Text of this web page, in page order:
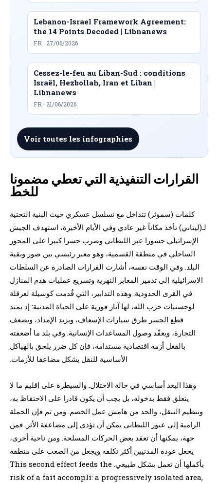
Lebanon-Israel Framework Agreement:
the 14 Points Decoded | Libnanews
FR · 27/06/2026
Cessez-le-feu au Liban-Sud : conditions
Israël, Hezbollah, Iran et Liban |
Libnanews
FR · 21/06/2026
Voir toutes les infographies
القرارات التنفيذية التي تعطي مضمونا
للخط
كلمات (سموثر) تتداخل مع تسلسل عسكري حيث البنية التحتية
لـ(ليتاني) تأخذ مكاناً غير عادي وفي الأيام الأخيرة، استهدف الجيش
الإسرائيلي جسورا عبر الليطاني وضرب جسرا كبيرا على المحور
الساحلي في منطقة القسمية، وهو معبر رئيسي بين صور وبقية
البلد. وفي الوقت نفسه، أشارت القرارات الصادرة عن السلطات
الإسرائيلية إلى تدمير المعابر النهرية وتسريع عمليات هدم المنازل
في القرى الحدودية. وهذه التدابير، التي قُدمت كوسيلة لعرقلة
لوجستيات حزب الله، لها آثار فورية على الحياة المدنية: إذ يمتد
قطع الجسر طرق سيارات الإسعاف، ويزيد الإمداد، ويضعف
التجارة، ويعقّد وصول المساعدات الإنسانية. وفي بلد ما أضعفته
بالفعل أزمة اقتصادية مستدامة، فإن كل ضرر يلحق بالهياكل
الأساسية للنقل يشكل مضاعفا للأزمات.
وهذا البعد أساسي في حالة الاحتلال. والسيطرة على إقليم ما لا
يتعلق فقط بدخوله، بل يجب أن يكون قادرا على الاحتفاظ به،
وتنظيم التنقل، والحد من هامش عمل الخصم. ومن ثم فإن الحملة
الرامية إلى عبور الليطاني يمكن أن تؤدي إلى مضاعفة الأثر. فمن
جهة، يمكنها أن تعقد بعض الحركات المسلحة. ومن ناحية أخرى،
يجعل عودة المدنيين أكثر تكلفة ويجعل من الصعب على منطقة
بأكملها أن تعمل بشكل طبيعي. This second effect feeds the
risk of a fait accompli: a progressively isolated area,